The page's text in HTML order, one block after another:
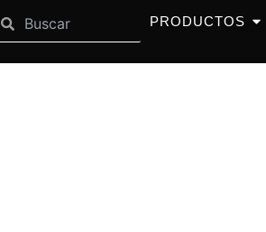
OPEN SISTEMAS
MARCAS OPEN MARCAS
PRODUCTOS